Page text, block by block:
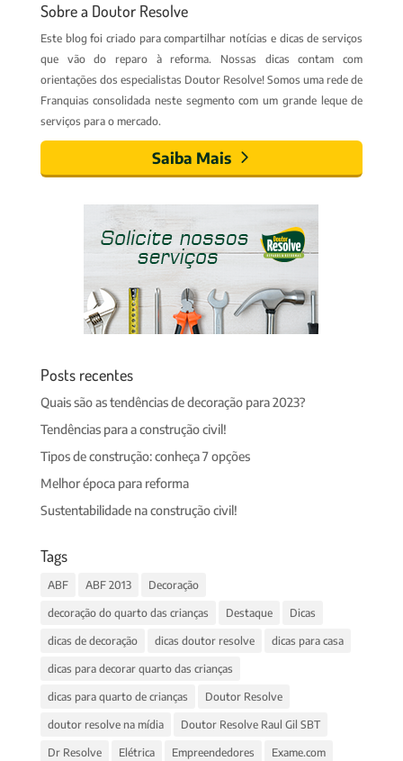
Sobre a Doutor Resolve
Este blog foi criado para compartilhar notícias e dicas de serviços
que vão do reparo à reforma. Nossas dicas contam com
orientações dos especialistas Doutor Resolve! Somos uma rede de
Franquias consolidada neste segmento com um grande leque de
serviços para o mercado.
Saiba Mais
Posts recentes
Quais são as tendências de decoração para 2023?
Tendências para a construção civil!
Tipos de construção: conheça 7 opções
Melhor época para reforma
Sustentabilidade na construção civil!
Tags
ABF ABF 2013 Decoração
decoração do quarto das crianças Destaque Dicas
dicas de decoração dicas doutor resolve dicas para casa
dicas para decorar quarto das crianças
dicas para quarto de crianças Doutor Resolve
doutor resolve na mídia Doutor Resolve Raul Gil SBT
Dr Resolve Elétrica Empreendedores Exame.com